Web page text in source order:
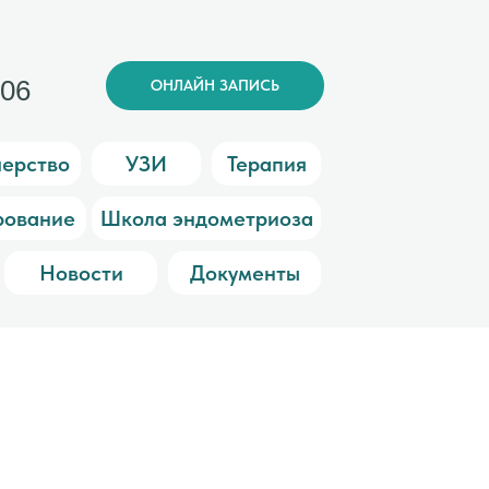
ОНЛАЙН ЗАПИСЬ
УЗИ Терапия
Школа эндометриоза
Новости Документы